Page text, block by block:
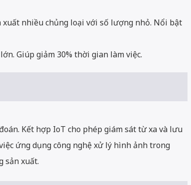
xuất nhiều chủng loại với số lượng nhỏ. Nổi bật
Giúp giảm 30% thời gian làm việc.
Kết hợp IoT cho phép giám sát từ xa và lưu
ứng dụng công nghệ xử lý hình ảnh trong
sản xuất.